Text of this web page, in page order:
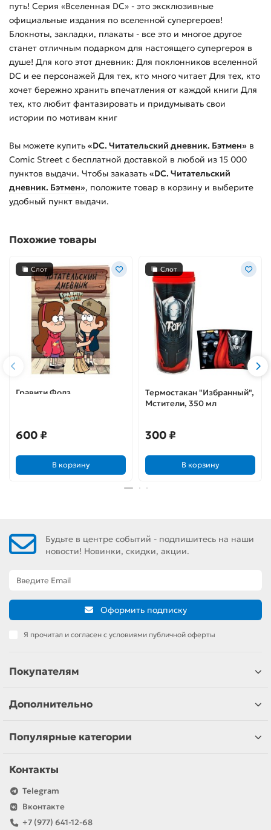
путь! Серия «Вселенная DC» - это эксклюзивные
официальные издания по вселенной супергероев!
Блокноты, закладки, плакаты - все это и многое другое
станет отличным подарком для настоящего супергероя в
душе! Для кого этот дневник: Для поклонников вселенной
DC и ее персонажей Для тех, кто много читает Для тех, кто
хочет бережно хранить впечатления от каждой книги Для
тех, кто любит фантазировать и придумывать свои
истории по мотивам книг
Вы можете купить «DC. Читательский дневник. Бэтмен» в
Comic Street с бесплатной доставкой в любой из 15 000
пунктов выдачи. Чтобы заказать «DC. Читательский
дневник. Бэтмен», положите товар в корзину и выберите
удобный пункт выдачи.
Похожие товары
Слот
Гравити Фолз.
600 ₽
В корзину
Слот
Термостакан "Избранный",
Мстители, 350 мл
300 ₽
В корзину
Будьте в центре событий - подпишитесь на наши
новости! Новинки, скидки, акции.
Оформить подписку
Я прочитал и согласен с условиями публичной оферты
Покупателям
Дополнительно
Популярные категории
Контакты
Telegram
Вконтакте
+7 (977) 641-12-68